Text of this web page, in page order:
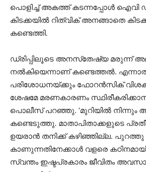
പൊളിച്ച് അകത്ത് കടന്നപ്പോള്‍ ഐവി
കിടക്കയില്‍ റിത്വിക് അനങ്ങാതെ
കണ്ടെത്തി.
ഡ്രിപ്പിലൂടെ അനസ്‌തേഷ്യ മരുന്ന്
നല്‍കിയെന്നാണ് കണ്ടെത്തല്‍. എന്നാല്‍
പരിശോധനയ്ക്കും ഫോറന്‍സിക്
ശേഷമേ മരണകാരണം
പൊലീസ് പറഞ്ഞു. ‘മുറിയില്‍ നിന്നും
കണ്ടെടുത്തു. മാതാപിതാക്കളുടെ
ഉയരാന്‍ തനിക്ക് കഴിഞ്ഞില്ല. പുറത്തു
കാണുന്നതിനേക്കാള്‍ വളരെ
സ്വന്തം ഇഷ്ടപ്രകാരം ജീവിതം